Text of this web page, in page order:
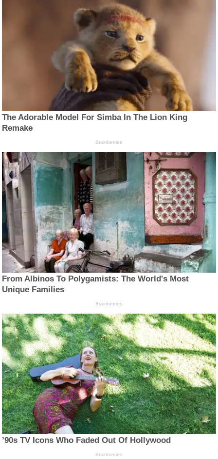
The Adorable Model For Simba In The Lion King
Remake
Brainberries
From Albinos To Polygamists: The World's Most
Unique Families
Brainberries
’90s TV Icons Who Faded Out Of Hollywood
Brainberries